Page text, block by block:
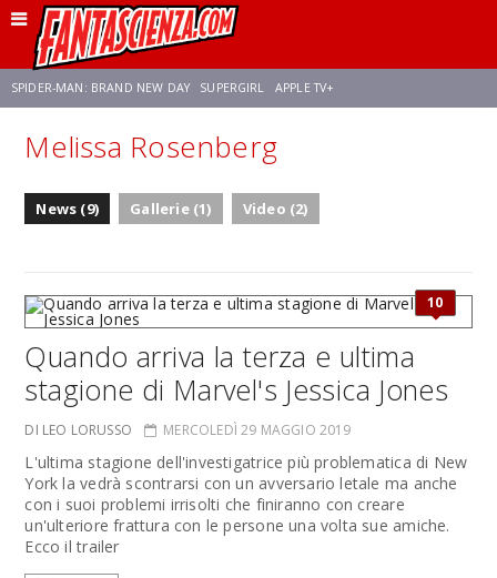
SPIDER-MAN: BRAND NEW DAY SUPERGIRL APPLE TV+
FRANCO RICCIARDIELLO ZENDAYA STAR TREK
Melissa Rosenberg
News (9) Gallerie (1) Video (2)
10
Quando arriva la terza e ultima
stagione di Marvel's Jessica Jones
DI LEO LORUSSO MERCOLEDÌ 29 MAGGIO 2019
L'ultima stagione dell'investigatrice più problematica di New
York la vedrà scontrarsi con un avversario letale ma anche
con i suoi problemi irrisolti che finiranno con creare
un'ulteriore frattura con le persone una volta sue amiche.
Ecco il trailer